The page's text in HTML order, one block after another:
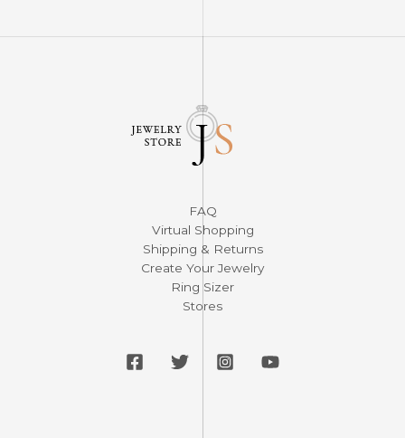
FAQ
Virtual Shopping
Shipping & Returns
Create Your Jewelry
Ring Sizer
Stores